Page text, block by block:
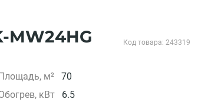
MW24HG Код товара: 243319
м²
70
кВт 6.5